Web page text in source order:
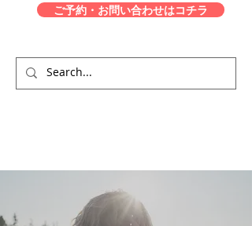
ご予約・お問い合わせはコチラ